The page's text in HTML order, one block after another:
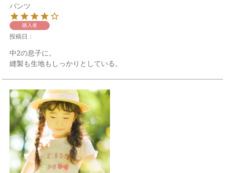
パンツ
購入者
投稿日
中2の息子に。